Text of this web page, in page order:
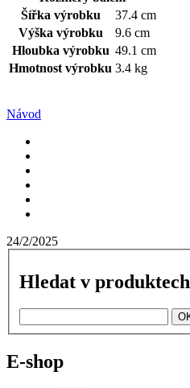
Šířka výrobku
37.4 cm
Výška výrobku
9.6 cm
Hloubka výrobku 49.1 cm
Hmotnost výrobku 3.4 kg
Návod
24/2/2025
Hledat v produktech
E-shop